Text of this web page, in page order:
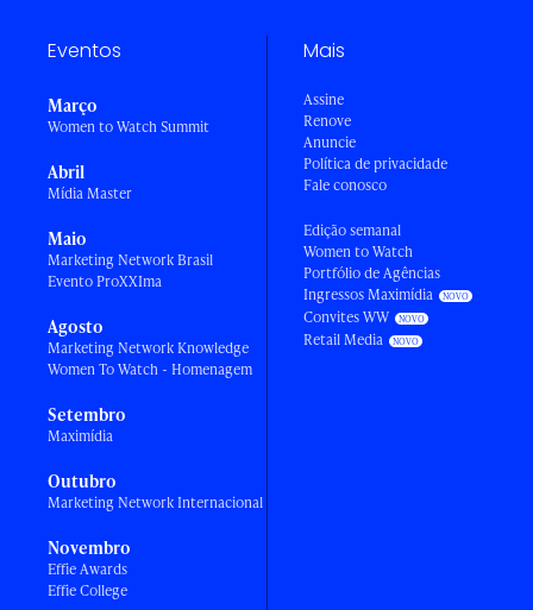
Eventos
Março
Women to Watch Summit
Abril
Mídia Master
Maio
Marketing Network Brasil
Evento ProXXIma
Agosto
Marketing Network Knowledge
Women To Watch - Homenagem
Setembro
Maximídia
Outubro
Marketing Network Internacional
Novembro
Effie Awards
Effie College
Mais
Assine
Renove
Anuncie
Política de privacidade
Fale conosco
Edição semanal
Women to Watch
Portfólio de Agências
Ingressos Maximídia
Convites WW
Retail Media